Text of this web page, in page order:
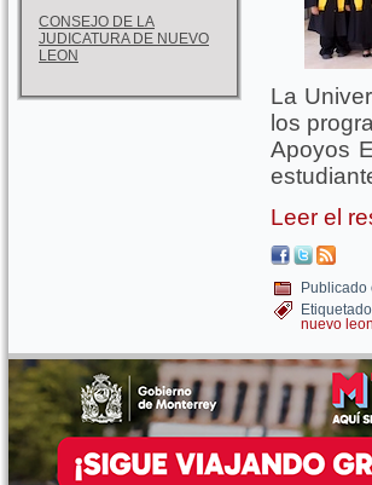
CONSEJO DE LA
JUDICATURA DE NUEVO
LEON
La
los
Apoyos
Leer el
Publicado
Etiquetado
nuevo leon